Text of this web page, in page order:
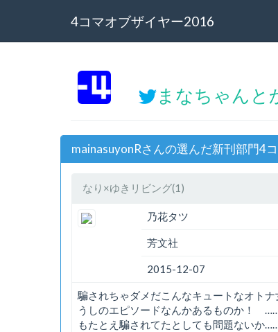
4コマオブザイヤー2016
まなちゃんと
mainasuyonRさんの選んだ新刊部門4
なり×ゆきリビング(1)
乃花タツ
芳文社
2015-12-07
騙されちゃダメだこんなキュートなオトナ
うしのエピソードなんかあるものか！
もたとえ騙されてたとしても問題ないか